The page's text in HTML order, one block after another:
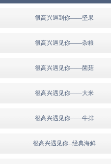
很高兴遇到你——坚果
很高兴遇见你——杂粮
很高兴遇见你——菌菇
很高兴遇见你——大米
很高兴遇见你——牛排
很高兴遇见你--经典海鲜